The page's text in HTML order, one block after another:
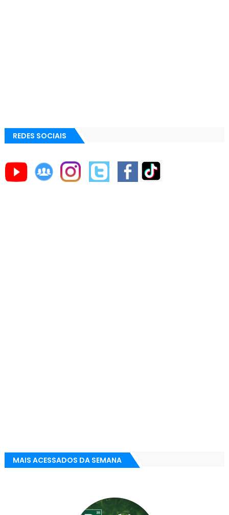
REDES SOCIAIS
MAIS ACESSADOS DA SEMANA